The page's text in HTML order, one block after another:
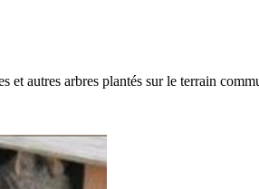
et autres arbres plantés sur le terrain